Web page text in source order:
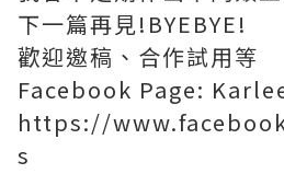
下一篇再見!BYEBYE!
歡迎邀稿、合作試用等
Facebook Page:
https://
s